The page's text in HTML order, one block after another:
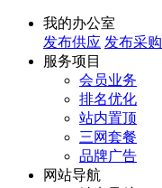
我的办公室
发布供应 发布采购
服务项目
会员业务
排名优化
站内置顶
三网套餐
品牌广告
网站导航